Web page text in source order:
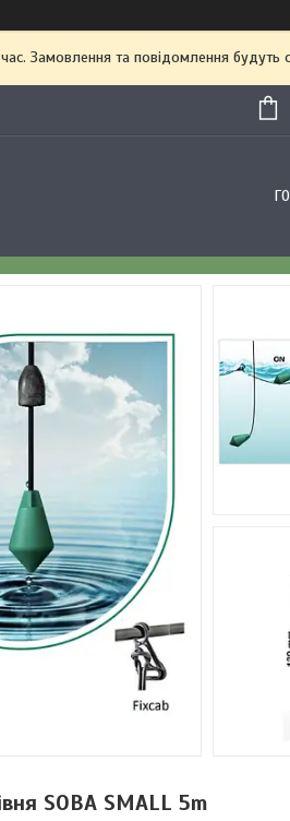
Замовлення та повідомлення
SOBA SMALL 5m